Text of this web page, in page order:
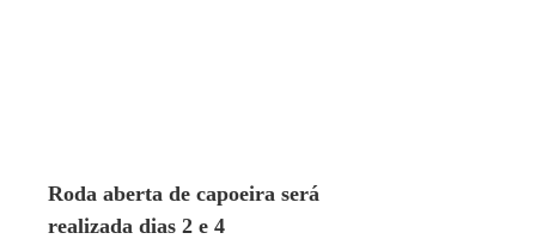
Roda aberta de capoeira será
realizada dias 2 e 4